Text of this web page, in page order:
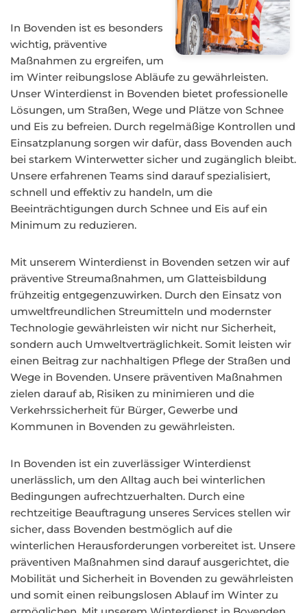
In Bovenden ist es besonders
wichtig, präventive
Maßnahmen zu ergreifen, um
im Winter reibungslose Abläufe zu gewährleisten.
Unser Winterdienst in Bovenden bietet professionelle
Lösungen, um Straßen, Wege und Plätze von Schnee
und Eis zu befreien. Durch regelmäßige Kontrollen und
Einsatzplanung sorgen wir dafür, dass Bovenden auch
bei starkem Winterwetter sicher und zugänglich bleibt.
Unsere erfahrenen Teams sind darauf spezialisiert,
schnell und effektiv zu handeln, um die
Beeinträchtigungen durch Schnee und Eis auf ein
Minimum zu reduzieren.
Mit unserem Winterdienst in Bovenden setzen wir auf
präventive Streumaßnahmen, um Glatteisbildung
frühzeitig entgegenzuwirken. Durch den Einsatz von
umweltfreundlichen Streumitteln und modernster
Technologie gewährleisten wir nicht nur Sicherheit,
sondern auch Umweltverträglichkeit. Somit leisten wir
einen Beitrag zur nachhaltigen Pflege der Straßen und
Wege in Bovenden. Unsere präventiven Maßnahmen
zielen darauf ab, Risiken zu minimieren und die
Verkehrssicherheit für Bürger, Gewerbe und
Kommunen in Bovenden zu gewährleisten.
In Bovenden ist ein zuverlässiger Winterdienst
unerlässlich, um den Alltag auch bei winterlichen
Bedingungen aufrechtzuerhalten. Durch eine
rechtzeitige Beauftragung unseres Services stellen wir
sicher, dass Bovenden bestmöglich auf die
winterlichen Herausforderungen vorbereitet ist. Unsere
präventiven Maßnahmen sind darauf ausgerichtet, die
Mobilität und Sicherheit in Bovenden zu gewährleisten
und somit einen reibungslosen Ablauf im Winter zu